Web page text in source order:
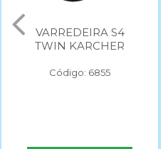
VARREDEIRA S4
TWIN KARCHER
Código: 6855